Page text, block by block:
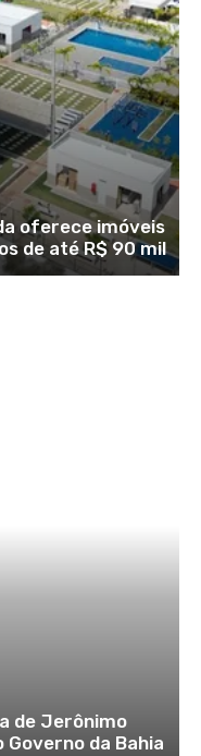
oferece imóveis
de até R$ 90 mil
de Jerônimo
da Bahia